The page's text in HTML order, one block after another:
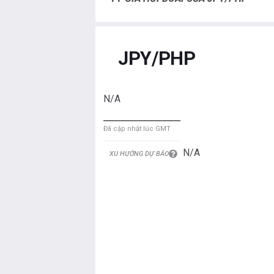
JPY/PHP
N/A
Đã cập nhật lúc GMT
XU HƯỚNG DỰ BÁO N/A